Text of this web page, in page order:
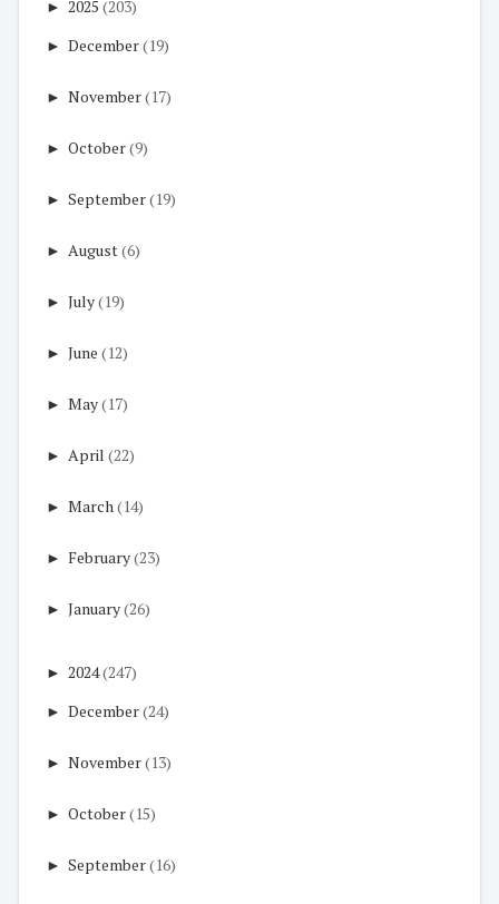
► 2025 (203)
► December(19)
► November(17)
► October(9)
► September(19)
► August(6)
► July(19)
► June (12)
► May(17)
► April (22)
► March(14)
► February(23)
► January(26)
► 2024(247)
► December(24)
► November(13)
► October(15)
► September(16)